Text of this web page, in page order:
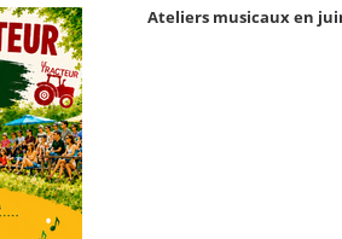
Ateliers musicaux en